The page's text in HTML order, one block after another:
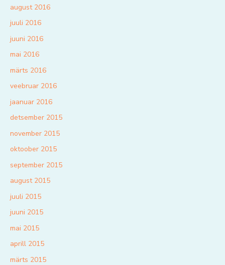
august 2016
juuli 2016
juuni 2016
mai 2016
märts 2016
veebruar 2016
jaanuar 2016
detsember 2015
november 2015
oktoober 2015
september 2015
august 2015
juuli 2015
juuni 2015
mai 2015
aprill 2015
märts 2015